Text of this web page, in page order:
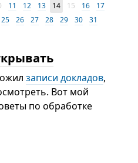
11 12 13 14 15 16
17
25 26 27 28 29 30 31
записи докладов,
Вот мой
по обработке